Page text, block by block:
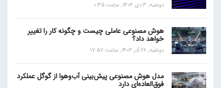
دوشنبه, 3 دی 1403, ساعت 0:35
هوش مصنوعی عاملی چیست و چگونه کار را تغییر
خواهد داد؟
دوشنبه, 26 آذر 1403, ساعت 17:57
مدل هوش مصنوعی پیش‌بینی آب‌و‌هوا از گوگل عملکرد
فوق‌العاده‌ای دارد